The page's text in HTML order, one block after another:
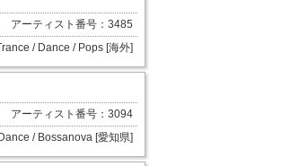
アーティスト番号：3485
/ Dance / Pops [海外]
アーティスト番号：3094
/ Bossanova [愛知県]